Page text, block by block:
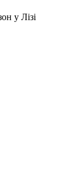
у Лізі